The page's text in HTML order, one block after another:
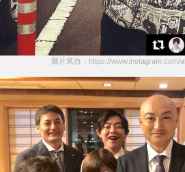
圖片來自：https://www.instagram.com/